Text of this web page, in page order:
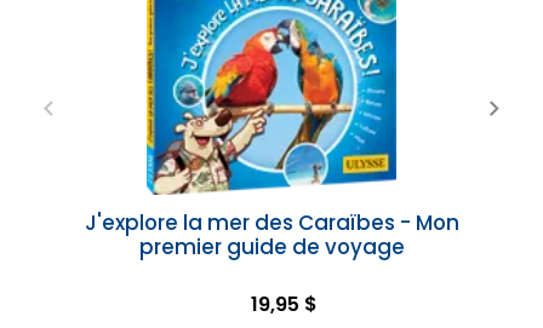
J'explore la mer des Caraïbes - Mon
premier guide de voyage
19,95 $